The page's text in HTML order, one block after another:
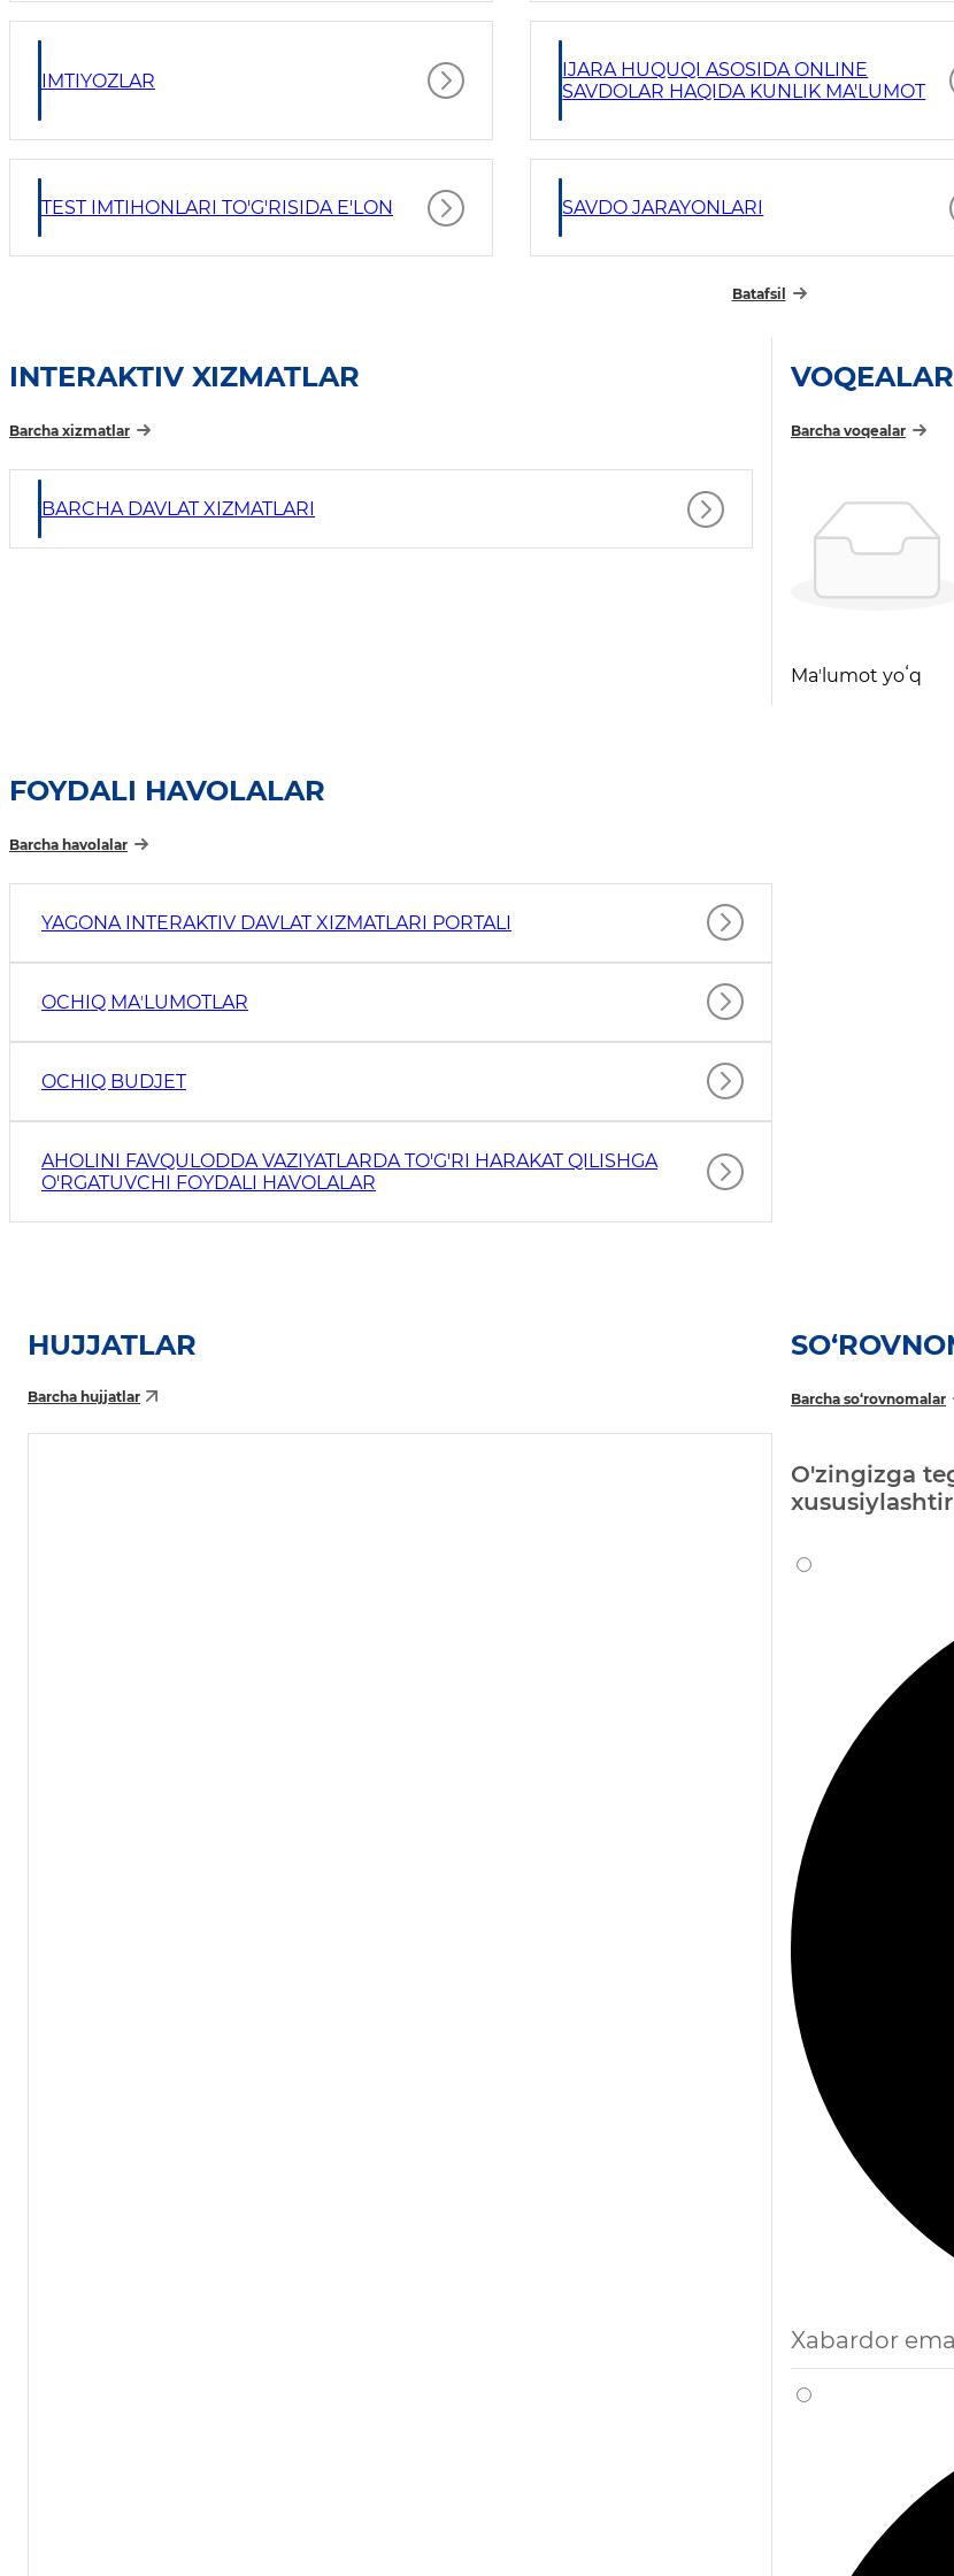
IMTIYOZLAR
IJARA HUQUQI ASOSIDA ONLINE
SAVDOLAR HAQIDA KUNLIK MA'LUMOT
TEST IMTIHONLARI TO'G'RISIDA E'LON SAVDO JARAYONLARI
Batafsil
INTERAKTIV XIZMATLAR
Barcha xizmatlar
BARCHA DAVLAT XIZMATLARI
Barcha voqealar
Maʼlumot yoʻq
FOYDALI HAVOLALAR
Barcha havolalar
YAGONA INTERAKTIV DAVLAT XIZMATLARI PORTALI
OCHIQ MAʼLUMOTLAR
OCHIQ BUDJET
AHOLINI FAVQULODDA VAZIYATLARDA TO'G'RI HARAKAT QILISHGA
O'RGATUVCHI FOYDALI HAVOLALAR
HUJJATLAR
Barcha hujjatlar Barcha so‘rovnomalar
O'zingizga
Xabardor